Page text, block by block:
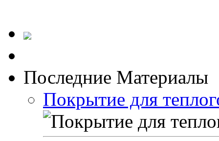
Последние Материалы
Покрытие для